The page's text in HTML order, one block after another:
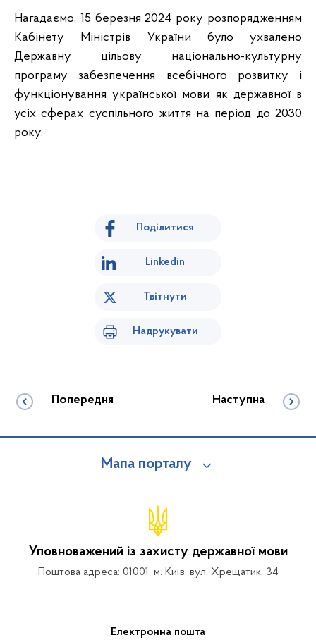
Нагадаємо, 15 березня 2024 року розпорядженням
Кабінету Міністрів України було ухвалено
Державну цільову національно-культурну
програму забезпечення всебічного розвитку і
функціонування української мови як державної в
усіх сферах суспільного життя на період до 2030
року.
Поділитися
Linkedin
Твітнути
Надрукувати
Попередня Наступна
Мапа порталу
Уповноважений із захисту державної мови
Поштова адреса: 01001, м. Київ, вул. Хрещатик, 34
Електронна пошта